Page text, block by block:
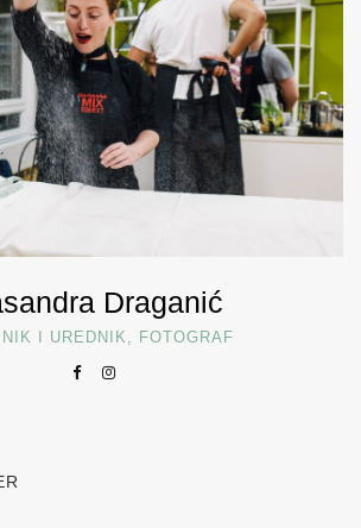
Draganić
I UREDNIK, FOTOGRAF